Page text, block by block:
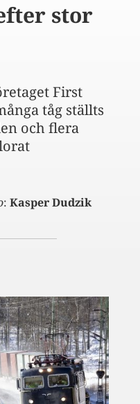
stor
First
tåg ställts
och flera
: Kasper Dudzik